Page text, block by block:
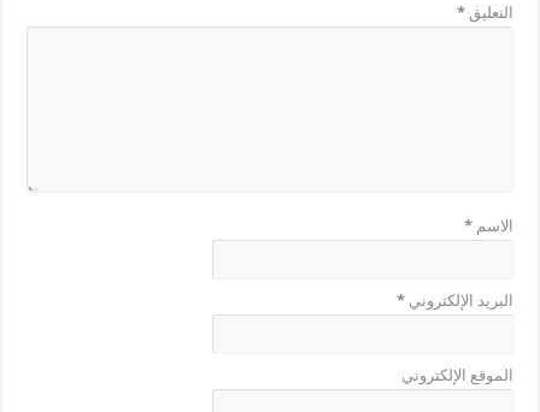
التعليق*
الاسم*
البريد الإلكتروني*
الموقع الإلكتروني